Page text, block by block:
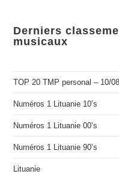
Derniers
musicaux
TOP 20 TMP personal – 10/
Numéros 1 Lituanie 10’s
Numéros 1 Lituanie 00’s
Numéros 1 Lituanie 90’s
Lituanie